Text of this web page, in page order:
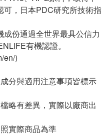
，日本PDC研究所技術指
份通過全世界最具公信力
有機認證。
en/)
分與適用注意事項皆標示
略有差異，實際以廠商出
實際商品為準